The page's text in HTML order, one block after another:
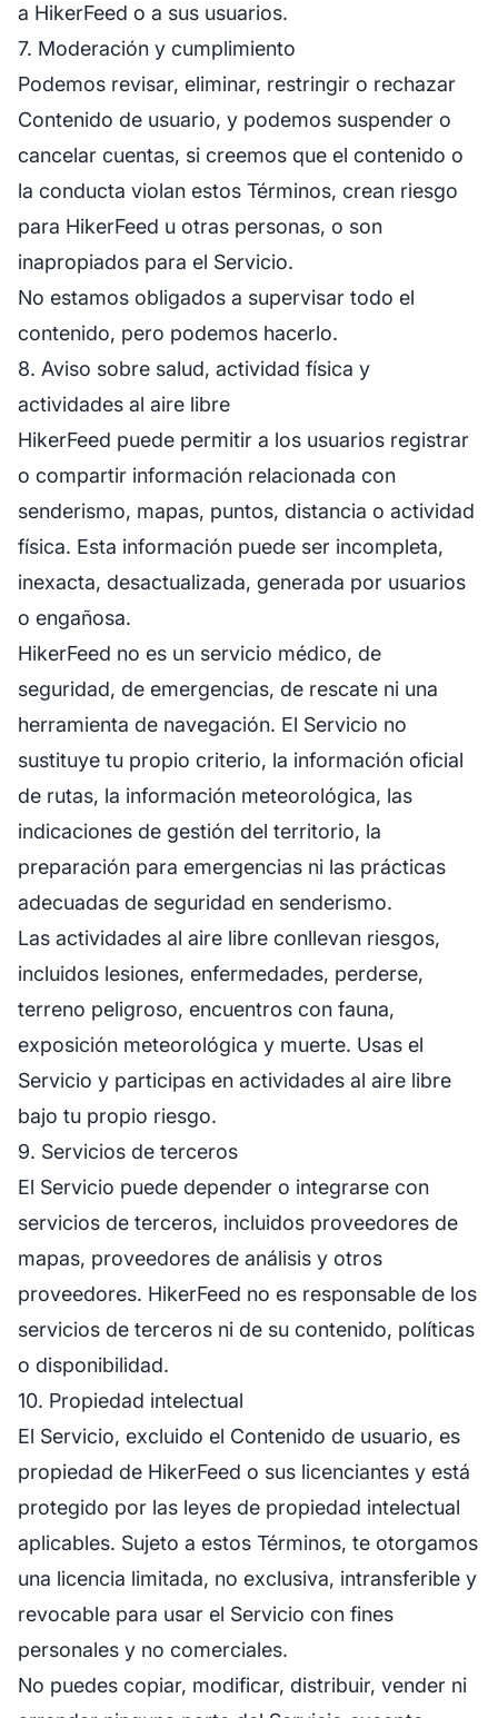
a HikerFeed o a sus usuarios.
7. Moderación y cumplimiento
Podemos revisar, eliminar, restringir o rechazar
Contenido de usuario, y podemos suspender o
cancelar cuentas, si creemos que el contenido o
la conducta violan estos Términos, crean riesgo
para HikerFeed u otras personas, o son
inapropiados para el Servicio.
No estamos obligados a supervisar todo el
contenido, pero podemos hacerlo.
8. Aviso sobre salud, actividad física y
actividades al aire libre
HikerFeed puede permitir a los usuarios registrar
o compartir información relacionada con
senderismo, mapas, puntos, distancia o actividad
física. Esta información puede ser incompleta,
inexacta, desactualizada, generada por usuarios
o engañosa.
HikerFeed no es un servicio médico, de
seguridad, de emergencias, de rescate ni una
herramienta de navegación. El Servicio no
sustituye tu propio criterio, la información oficial
de rutas, la información meteorológica, las
indicaciones de gestión del territorio, la
preparación para emergencias ni las prácticas
adecuadas de seguridad en senderismo.
Las actividades al aire libre conllevan riesgos,
incluidos lesiones, enfermedades, perderse,
terreno peligroso, encuentros con fauna,
exposición meteorológica y muerte. Usas el
Servicio y participas en actividades al aire libre
bajo tu propio riesgo.
9. Servicios de terceros
El Servicio puede depender o integrarse con
servicios de terceros, incluidos proveedores de
mapas, proveedores de análisis y otros
proveedores. HikerFeed no es responsable de los
servicios de terceros ni de su contenido, políticas
o disponibilidad.
10. Propiedad intelectual
El Servicio, excluido el Contenido de usuario, es
propiedad de HikerFeed o sus licenciantes y está
protegido por las leyes de propiedad intelectual
aplicables. Sujeto a estos Términos, te otorgamos
una licencia limitada, no exclusiva, intransferible y
revocable para usar el Servicio con fines
personales y no comerciales.
No puedes copiar, modificar, distribuir, vender ni